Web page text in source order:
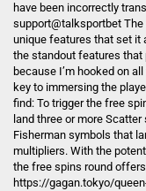
have been incorrectly
support@talksportbet
unique features that set it
the standout features that
because I’m hooked on
key to immersing the
find: To trigger the free
land three or more
Fisherman symbols that
multipliers. With the
the free spins round
https://gagan.tokyo/